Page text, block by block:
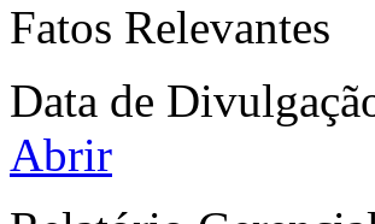
Fatos Relevantes
Data de
Abrir